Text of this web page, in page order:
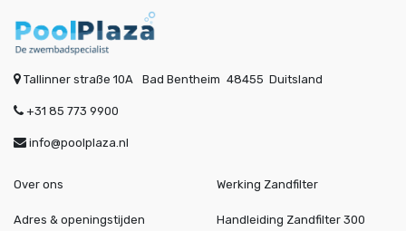
Tallinner straße 10A Bad Bentheim 48455 Duitsland
+31 85 773 9900
info@poolplaza.nl
Over ons
Adres & openingstijden
Werking Zandfilter
Handleiding Zandfilter 300